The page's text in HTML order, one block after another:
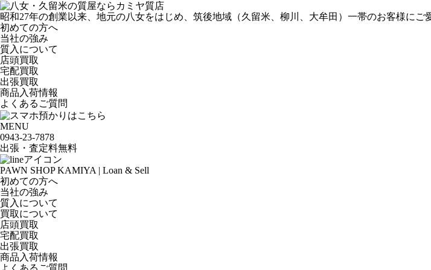
昭和27年の創業以来、地元の八女をはじめ、筑後地域（久留米、柳川、大牟田）一帯のお客様にご
初めての方へ
当社の強み
質入について
店頭買取
宅配買取
出張買取
商品入荷情報
よくあるご質問
MENU
0943-23-7878
出張・査定料無料
PAWN SHOP KAMIYA | Loan & Sell
初めての方へ
当社の強み
質入について
買取について
店頭買取
宅配買取
出張買取
商品入荷情報
よくあるご質問